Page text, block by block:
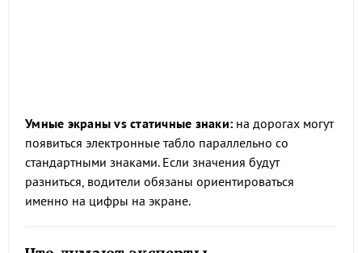
Умные экраны vs статичные знаки: на дорогах могут
появиться электронные табло параллельно со
стандартными знаками. Если значения будут
разниться, водители обязаны ориентироваться
именно на цифры на экране.